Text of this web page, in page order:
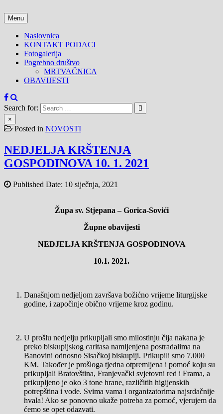
to
content
Menu
Naslovnica
KONTAKT PODACI
Fotogalerija
Pogrebno društvo
MRTVAČNICA
OBAVIJESTI
Search for:
×
Posted in NOVOSTI
NEDJELJA KRŠTENJA
GOSPODINOVA 10. 1. 2021
Published Date: 10 siječnja, 2021
Župa sv. Stjepana – Gorica-Sovići
Župne obavijesti
NEDJELJA KRŠTENJA GOSPODINOVA
10.1. 2021.
Današnjom nedjeljom završava božićno vrijeme liturgijske
godine, i započinje obično vrijeme kroz godinu.
U prošlu nedjelju prikupljali smo milostinju čija nakana je
preko biskupijskog caritasa namijenjena postradalima na
Banovini odnosno Sisačkoj biskupiji. Prikupili smo 7.000
KM. Također je prošloga tjedna otpremljena i pomoć koju su
prikupljali Bratovština, Franjevački svjetovni red i Frama, a
prikupljeno je oko 3 tone hrane, različitih higijenskih
potrepština i vode. Svima vama i organizatorima najsrdačnije
hvala! Ako se ponovno ukaže potreba za pomoć, vjerujem da
ćemo se opet odazvati.